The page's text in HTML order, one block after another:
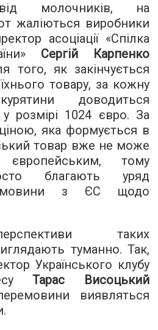
молочників, на
жаліються виробники
асоціації «Спілка
Сергій Карпенко
того, як закінчується
товару, за кожну
доводиться
розмірі 1024 євро. За
яка формується в
товар вже не може
тому
благають уряд
з ЄС щодо
таких
туманно. Так,
Українського клубу
Тарас Висоцький
виявляться